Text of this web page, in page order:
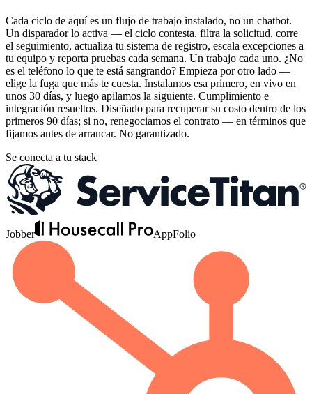
Cada ciclo de aquí es un flujo de trabajo instalado, no un chatbot.
Un disparador lo activa — el ciclo contesta, filtra la solicitud, corre
el seguimiento, actualiza tu sistema de registro, escala excepciones a
tu equipo y reporta pruebas cada semana. Un trabajo cada uno. ¿No
es el teléfono lo que te está sangrando? Empieza por otro lado —
elige la fuga que más te cuesta. Instalamos esa primero, en vivo en
unos 30 días, y luego apilamos la siguiente. Cumplimiento e
integración resueltos. Diseñado para recuperar su costo dentro de los
primeros 90 días; si no, renegociamos el contrato — en términos que
fijamos antes de arrancar. No garantizado.
Se conecta a tu stack
Jobber AppFolio